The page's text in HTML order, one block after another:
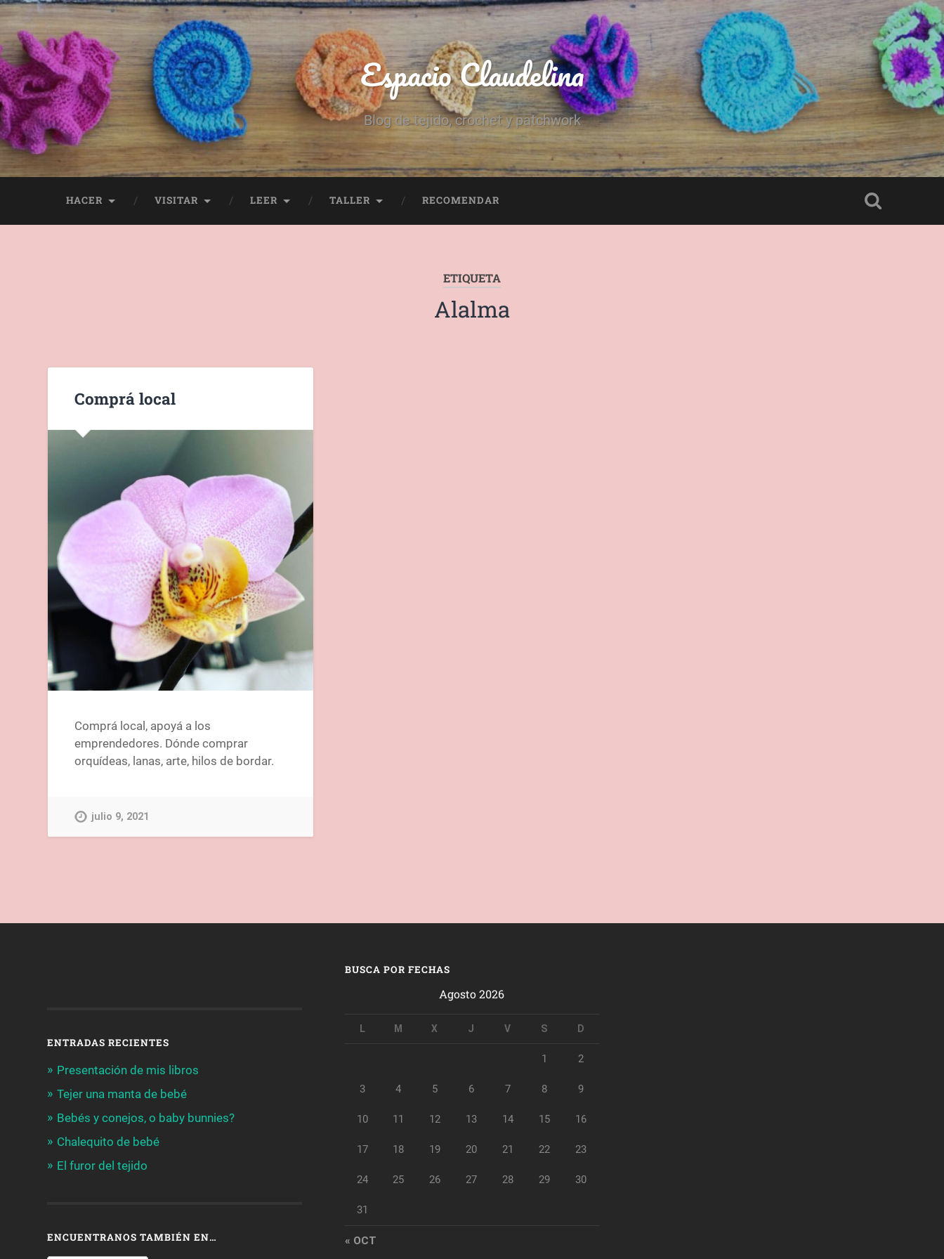
Espacio Claudelina
Blog de tejido, crochet y patchwork
HACER VISITAR LEER TALLER RECOMENDAR
ETIQUETA
Alalma
Comprá local
Comprá local, apoyá a los
emprendedores. Dónde comprar
orquídeas, lanas, arte, hilos de bordar.
julio 9, 2021
ENTRADAS RECIENTES
Presentación de mis libros
Tejer una manta de bebé
Bebés y conejos, o baby bunnies?
Chalequito de bebé
El furor del tejido
ENCUENTRANOS TAMBIÉN EN…
BUSCA POR FECHAS
Agosto 2026
L M X J V S D
1 2
3 4 5 6 7 8 9
10 11 12 13 14 15 16
17 18 19 20 21 22 23
24 25 26 27 28 29 30
31
« OCT